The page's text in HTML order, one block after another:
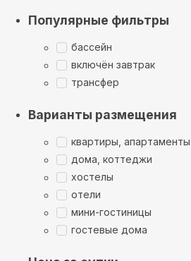
Популярные фильтры
бассейн
включён завтрак
трансфер
Варианты размещения
квартиры, апартаменты
дома, коттеджи
хостелы
отели
мини-гостиницы
гостевые дома